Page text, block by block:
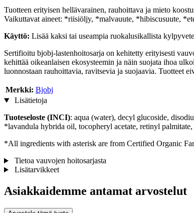
Tuotteen erityisen hellävarainen, rauhoittava ja mieto
Vaikuttavat aineet: *riisiöljy, *malvauute, *hibiscusuute,
Käyttö: Lisää kaksi tai useampia ruokalusikallista
Sertifioitu bjobj-lastenhoitosarja on kehitetty erityisesti
kehittää oikeanlaisen ekosysteemin ja näin suojata ihoa
luonnostaan rauhoittavia, ravitsevia ja suojaavia. Tuotteet
Merkki: Bjobj
Lisätietoja
Tuoteseloste (INCI): aqua (water), decyl glucoside,
*lavandula hybrida oil, tocopheryl acetate, retinyl
*All ingredients with asterisk are from Certified Organic
Tietoa vauvojen hoitosarjasta
Lisätarvikkeet
Asiakkaidemme antamat arvostelut